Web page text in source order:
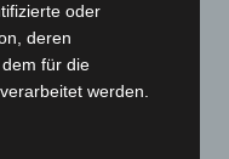
13-16 Uhr,
oder
deren
für die
werden.